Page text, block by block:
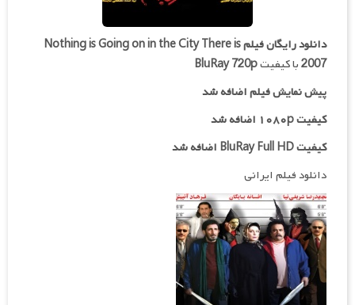
دانلود رایگان فیلمNothing is Going on in the City There is
2007با کیفیتBluRay 720p
پیش نمایش فیلم اضافه شد
کیفیت ۱۰۸۰p اضافه شد
کیفیت BluRay Full HD اضافه شد
دانلود فیلم ایرانی